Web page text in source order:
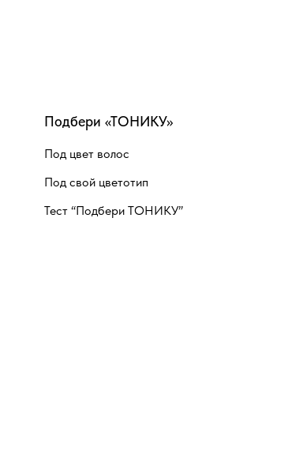
Подбери «ТОНИКУ»
Под цвет волос
Под свой цветотип
Тест “Подбери ТОНИКУ”